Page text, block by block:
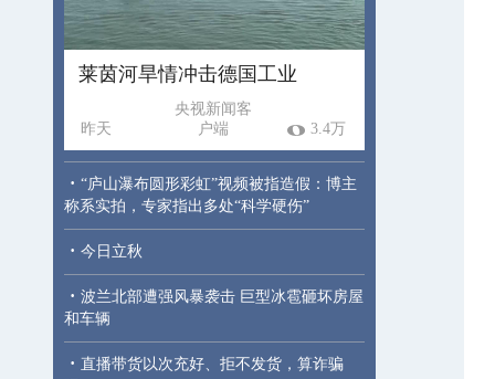
莱茵河旱情冲击德国工业
昨天
央视新闻客
户端
3.4万
· “庐山瀑布圆形彩虹”视频被指造假：博主
称系实拍，专家指出多处“科学硬伤”
· 今日立秋
· 波兰北部遭强风暴袭击 巨型冰雹砸坏房屋
和车辆
· 直播带货以次充好、拒不发货，算诈骗